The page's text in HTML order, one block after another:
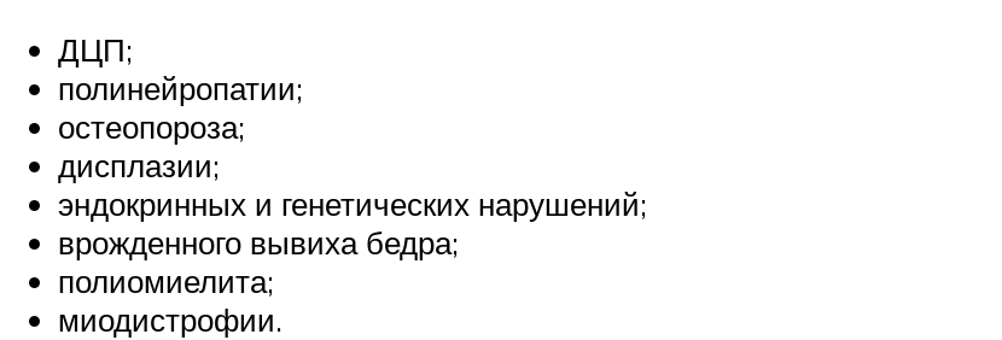
ДЦП;
полинейропатии;
остеопороза;
дисплазии;
эндокринных и генетических нарушений;
врожденного вывиха бедра;
полиомиелита;
миодистрофии.